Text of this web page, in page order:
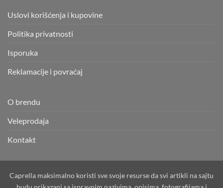
Uslovi korišćenja i kupovine
Politika privatnosti
Isporuka
Reklamacije i povraćaj
O brendu
Veleprodaja
Kontakt
Caprella maksimalno koristi sve svoje resurse da svi artikli na sajtu